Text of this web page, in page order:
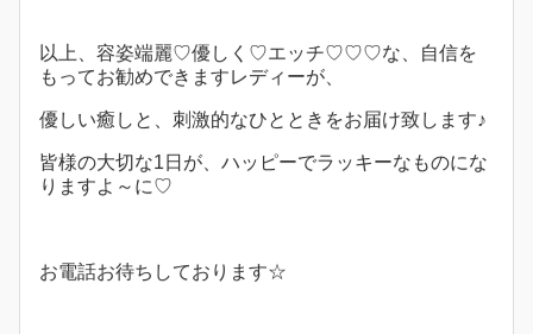
以上、容姿端麗♡優しく♡エッチ♡♡♡な、自信を
もってお勧めできますレディーが、
優しい癒しと、刺激的なひとときをお届け致します♪
皆様の大切な1日が、ハッピーでラッキーなものにな
りますよ～に♡
お電話お待ちしております☆